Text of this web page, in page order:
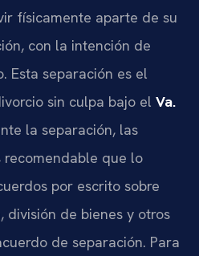
físicamente aparte de su
con la intención de
Esta separación es el
sin culpa bajo el Va.
la separación, las
que lo
por escrito sobre
división de bienes y otros
de separación. Para